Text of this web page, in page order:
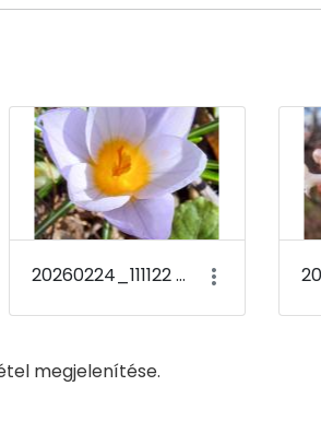
20260224_111122 Crocus sieberi &#39;Tricolor&#39;
megjelenítése.